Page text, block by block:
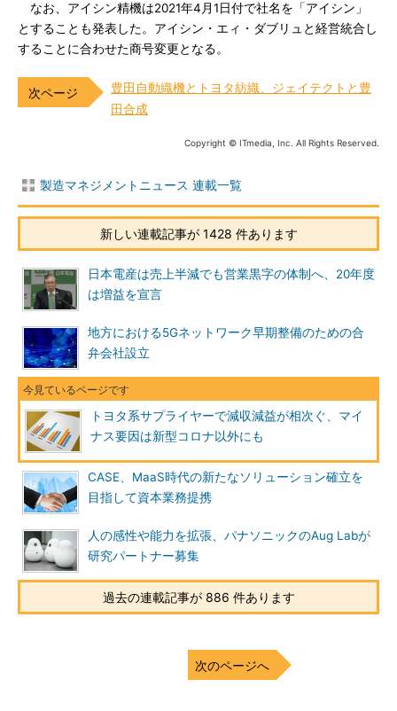
なお、アイシン精機は2021年4月1日付で社名を「アイシン」
とすることも発表した。アイシン・エィ・ダブリュと経営統合し
することに合わせた商号変更となる。
豊田自動織機とトヨタ紡織、ジェイテクトと豊
田合成
Copyright © ITmedia, Inc. All Rights Reserved.
製造マネジメントニュース 連載一覧
新しい連載記事が 1428 件あります
日本電産は売上半減でも営業黒字の体制へ、20年度
は増益を宣言
地方における5Gネットワーク早期整備のための合
弁会社設立
トヨタ系サプライヤーで減収減益が相次ぐ、マイ
ナス要因は新型コロナ以外にも
CASE、MaaS時代の新たなソリューション確立を
目指して資本業務提携
人の感性や能力を拡張、パナソニックのAug Labが
研究パートナー募集
過去の連載記事が 886 件あります
次のページへ